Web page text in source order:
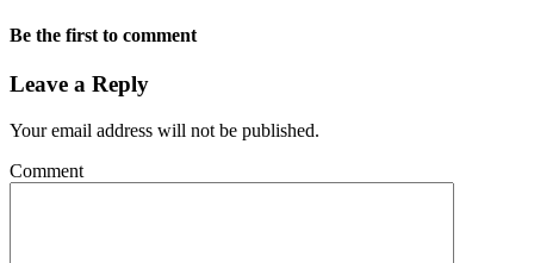
Be the first to comment
Leave a Reply
Your email address will not be published.
Comment